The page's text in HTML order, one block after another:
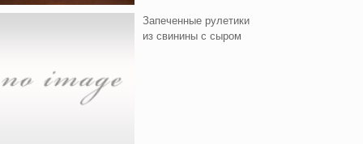
Запеченные рулетики
из свинины с сыром